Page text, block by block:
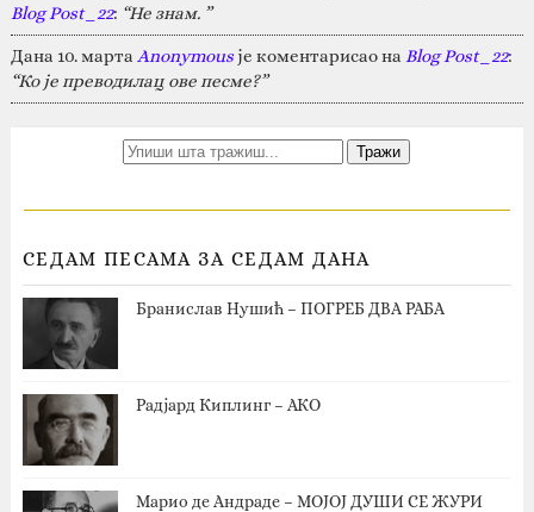
Blog Post_22: “Не знам. ”
Дана 10. марта Anonymousје коментарисао на Blog Post_22:
“Ко је преводилац ове песме?”
СЕДАМ ПЕСАМА ЗА СЕДАМ ДАНА
Бранислав Нушић – ПОГРЕБ ДВА РАБА
Радјард Киплинг – АКО
Марио де Андраде – МОЈОЈ ДУШИ СЕ ЖУРИ